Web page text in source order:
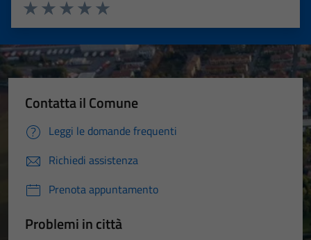
Valuta 5 stelle su 5
Valuta 4 stelle su 5
Valuta 3 stelle su 5
Valuta 2 stelle su 5
Valuta 1 stelle su 5
Contatta il Comune
Leggi le domande frequenti
Richiedi assistenza
Prenota appuntamento
Problemi in città